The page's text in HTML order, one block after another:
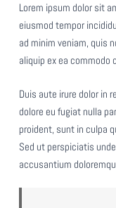
Lorem ipsum dolor sit
eiusmod tempor
ad minim veniam, quis
aliquip ex ea
Duis aute irure dolor in
dolore eu fugiat nulla
proident, sunt in culpa
Sed ut perspiciatis
accusantium